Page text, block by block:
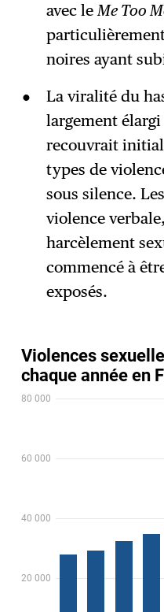
avec leMe Too
noires ayant
La viralité du
largement
recouvrait
types de
sous silence.
violence
harcèlement
commencé à
exposés.